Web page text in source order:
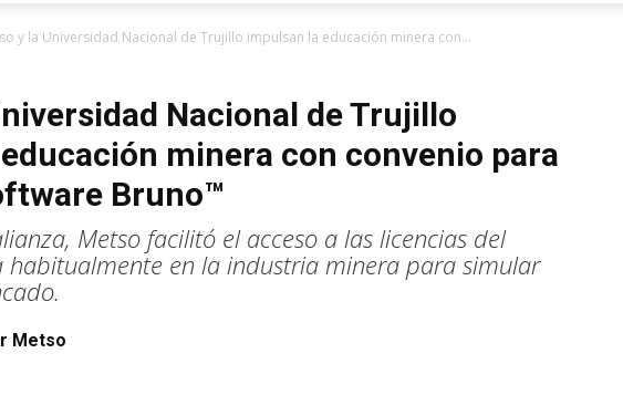
y la Universidad Nacional de Trujillo impulsan la educación minera con...
Nacional de Trujillo
minera con convenio para
Bruno™
Metso facilitó el acceso a las licencias del
habitualmente en la industria minera para simular
Metso